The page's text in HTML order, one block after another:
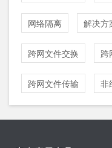
网络隔离 解决方
跨网文件交换 跨
跨网文件传输 非